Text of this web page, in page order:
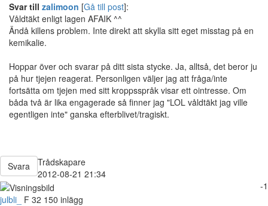
Svar till zalimoon [Gå till post]:
Våldtäkt enligt lagen AFAIK ^^
Ändå killens problem. Inte direkt att skylla sitt eget misstag på en
kemikalie.
Hoppar över och svarar på ditt sista stycke. Ja, alltså, det beror ju
på hur tjejen reagerat. Personligen väljer jag att fråga/inte
fortsätta om tjejen med sitt kroppsspråk visar ett ointresse. Om
båda två är lika engagerade så finner jag "LOL våldtäkt jag ville
egentligen inte" ganska efterblivet/tragiskt.
Svara
Trådskapare
2012-08-21 21:34
-1
julbli_
F 32 150 inlägg